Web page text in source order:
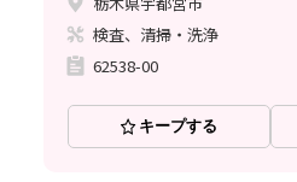
検査、清掃・洗浄
62538-00
キープする